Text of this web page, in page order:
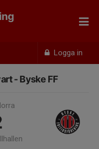
Logga in
- Byske FF